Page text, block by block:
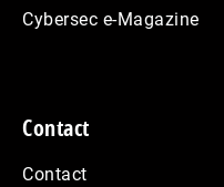
Cybersec e-Magazine
Contact
Contact